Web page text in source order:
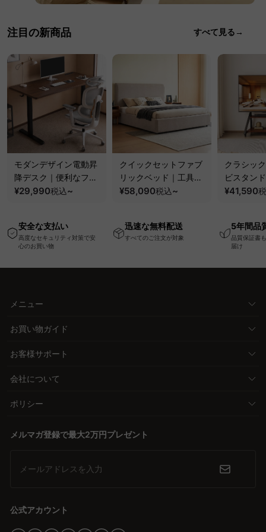
注目の新商品 すべて見る→
モダンデザイン電動昇
降デスク｜便利なフッ
ク・コンセント・
ー機能搭載ワークデス
ク
¥29,990税込~
クイックセットファブ
リックベッド｜工具不
要で組み立てられるク
¥58,090税込~
クラシッ
ビスタン
100kgの
¥41,590
安全な支払い
高度なセキュリティ対策で安
心のお買い物
迅速な無料配送
すべてのご注文が対象
5年間品
品質保証書
届け
メニュー
お買い物ガイド
お客様サポート
会社について
ポリシー
メルマガ登録で最大2万円プレゼント
メールアドレスを入力
公式アカウント